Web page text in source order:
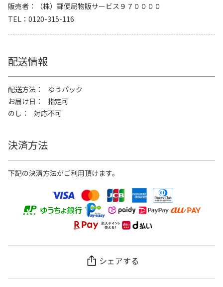
販売者
（株）郵便局物販サービス９７００００
TEL
0120-315-116
配送情報
配送方法
ゆうパック
お届け日
指定可
のし
対応不可
決済方法
下記の決済方法がご利用頂けます。
シェアする